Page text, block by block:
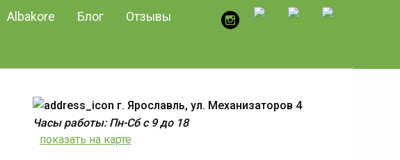
Albakore Блог Отзывы
г. Ярославль, ул. Механизаторов 4
Часы работы: Пн-Сб с 9 до 18
показать на карте